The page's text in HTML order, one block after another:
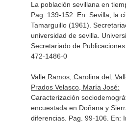
La población sevillana en
Pag. 139-152. En: Sevilla, la
Tamarguillo (1961) .
universidad de sevilla.
Secretariado de
472-1486-0
Valle Ramos, Carolina del,
Prados Velasco, María José:
Caracterización
encuestada en Doñana y
diferencias. Pag. 99-106. En: